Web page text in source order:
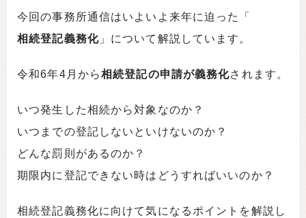
今回の事務所通信はいよいよ来年に迫った「
相続登記義務化」について解説しています。
令和6年4月から相続登記の申請が義務化されます。
いつ発生した相続から対象なのか？
いつまでの登記しないといけないのか？
どんな罰則があるのか？
期限内に登記できない時はどうすればいいのか？
相続登記義務化に向けて気になるポイントを解説し